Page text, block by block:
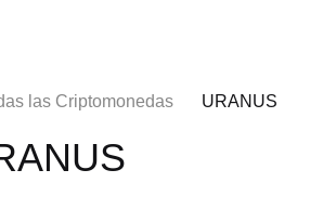
las Criptomonedas URANUS